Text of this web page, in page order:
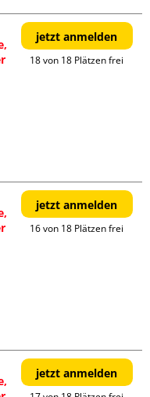
jetzt anmelden
18 von 18 Plätzen frei
jetzt anmelden
16 von 18 Plätzen frei
jetzt anmelden